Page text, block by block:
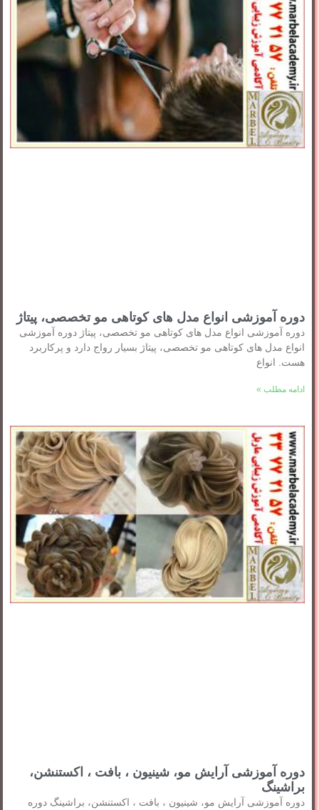
دوره آموزشی انواع مدل های کوتاهی مو تخصصی، پیتاژ
دوره آموزشی انواع مدل های کوتاهی مو تخصصی، پیتاژ دوره آموزشی
انواع مدل های کوتاهی مو تخصصی، پیتاژ بسیار رواج دارد و پرکاربرد
هست. انواع
ادامه مطلب »
دوره آموزشی آرایش مو، شینیون ، بافت ، اکستنشن،
براشینگ
دوره آموزشی آرایش مو، شینیون ، بافت ، اکستنشن، براشینگ دوره